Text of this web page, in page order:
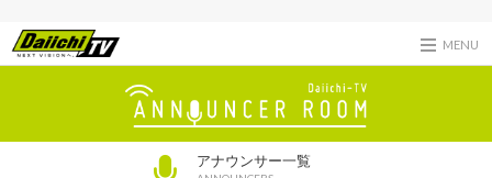
MENU
アナウンサー一覧